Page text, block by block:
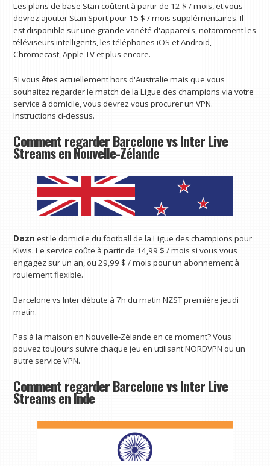
Les plans de base Stan coûtent à partir de 12 $ / mois, et vous
devrez ajouter Stan Sport pour 15 $ / mois supplémentaires. Il
est disponible sur une grande variété d'appareils, notamment les
téléviseurs intelligents, les téléphones iOS et Android,
Chromecast, Apple TV et plus encore.
Si vous êtes actuellement hors d'Australie mais que vous
souhaitez regarder le match de la Ligue des champions via votre
service à domicile, vous devrez vous procurer un VPN.
Instructions ci-dessus.
Comment regarder Barcelone vs Inter Live
Streams en Nouvelle-Zélande
Dazn est le domicile du football de la Ligue des champions pour
Kiwis. Le service coûte à partir de 14,99 $ / mois si vous vous
engagez sur un an, ou 29,99 $ / mois pour un abonnement à
roulement flexible.
Barcelone vs Inter débute à 7h du matin NZST première jeudi
matin.
Pas à la maison en Nouvelle-Zélande en ce moment? Vous
pouvez toujours suivre chaque jeu en utilisant NORDVPN ou un
autre service VPN.
Comment regarder Barcelone vs Inter Live
Streams en Inde